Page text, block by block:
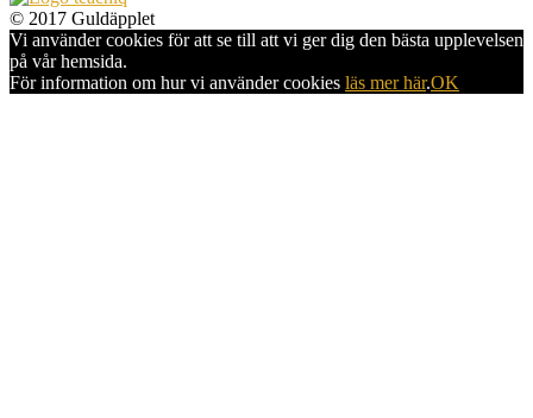
© 2017 Guldäpplet
Vi använder cookies för att se till att vi ger dig den bästa upplevelsen
på vår hemsida.
För information om hur vi använder cookies läs mer här.OK